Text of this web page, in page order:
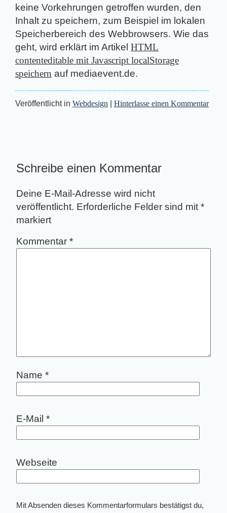
keine Vorkehrungen getroffen wurden, den
Inhalt zu speichern, zum Beispiel im lokalen
Speicherbereich des Webbrowsers. Wie das
geht, wird erklärt im Artikel HTML
contenteditable mit Javascript localStorage
speichern auf mediaevent.de.
Veröffentlicht in Webdesign Hinterlasse einen Kommentar
Schreibe einen Kommentar
Deine E-Mail-Adresse wird nicht
veröffentlicht. Erforderliche Felder sind mit *
markiert
Kommentar *
Name *
E-Mail *
Webseite
Mit Absenden dieses Kommentarformulars bestätigst du,